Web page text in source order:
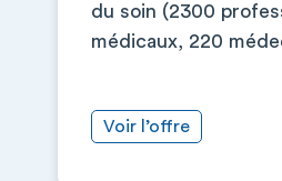
du soin (2300
médicaux, 220
Voir l’offre